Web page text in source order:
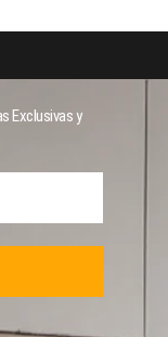
Exclusivas y